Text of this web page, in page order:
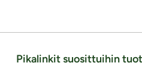
Pikalinkit suosittuihin